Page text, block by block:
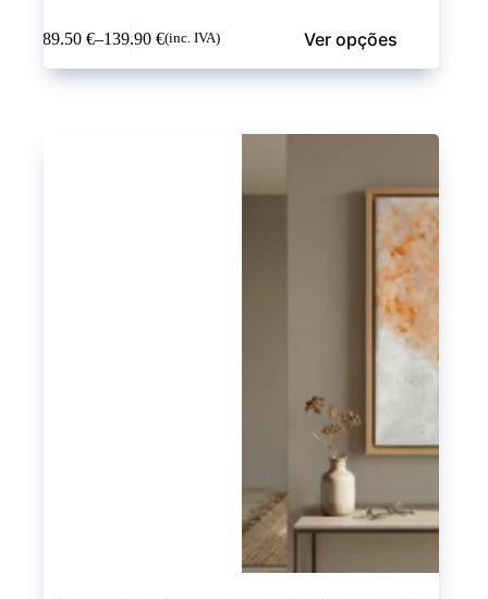
89.50€–139.90€(inc. IVA) Ver opções